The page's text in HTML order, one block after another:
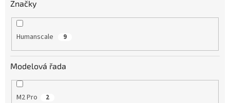
Značky
Humanscale 9
Modelová řada
M2 Pro 2